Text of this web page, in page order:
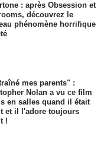
: après Obsession et
découvrez le
phénomène horrifique
mes parents" :
Nolan a vu ce film
en salles quand il était
et il l'adore toujours
!